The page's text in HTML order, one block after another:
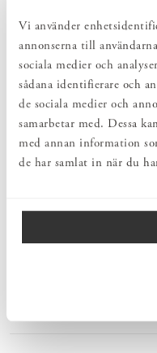
Vi använder
annonserna till
sociala medier och
sådana identifierare och
de sociala medier och
samarbetar med. Dessa
med annan information
de har samlat in när du
PRODUKTBESKRIVNING
Stilren spegel i massiv ek.
skapar rymd och reflekterar
speglar som harmonierar
i badrummet, hallen eller i